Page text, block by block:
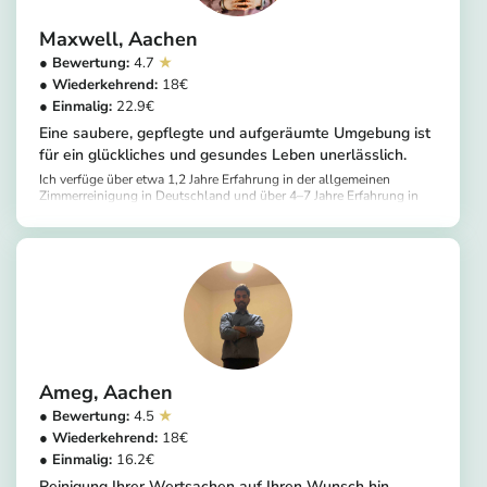
Maxwell Aachen
4.7
18
22.9
Eine saubere, gepflegte und aufgeräumte Umgebung ist
für ein glückliches und gesundes Leben unerlässlich.
Ich verfüge über etwa 1,2 Jahre Erfahrung in der allgemeinen
Zimmerreinigung in Deutschland und über 4–7 Jahre Erfahrung in
Erfahrungen habe ich über diese Plattform gesammelt.
Ameg Aachen
4.5
18
16.2